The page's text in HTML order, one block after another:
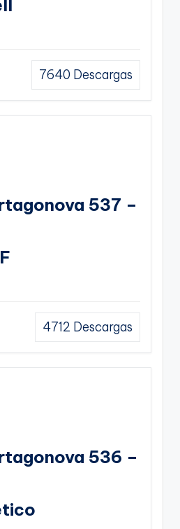
7640 Descargas
537 –
4712 Descargas
536 –